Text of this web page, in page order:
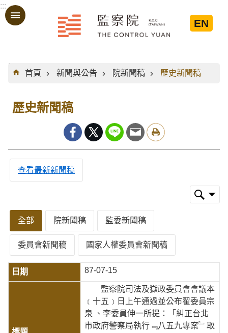
跳到主要內容區塊
:::
EN
:::
首頁
新聞與公告 院新聞稿 歷史新聞稿
歷史新聞稿
查看最新新聞稿
全部 院新聞稿 監委新聞稿
委員會新聞稿 國家人權委員會新聞稿
87-07-15
監察院司法及獄政委員會會議本
﹝十五﹞日上午通過並公布翟委員宗
泉 、李委員伸一所提：「糾正台北
市政府警察局執行﹃八五九專案﹄取